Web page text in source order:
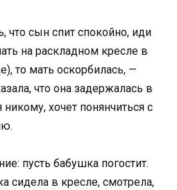
что сын спит спокойно, иди
на раскладном кресле в
то мать оскорбилась, —
что она задержалась в
хочет понянчиться с
пусть бабушка погостит.
сидела в кресле, смотрела,